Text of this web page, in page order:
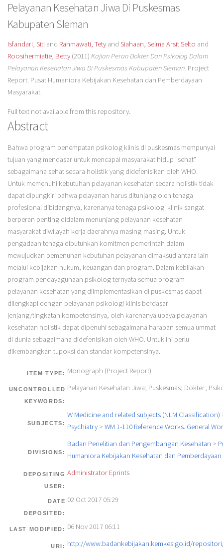
Pelayanan Kesehatan Jiwa Di Puskesmas
Kabupaten Sleman
Isfandari, Sitiand Rahmawati, Tetyand Siahaan, Selma Arsit Selto and
Roosihermiatie, Betty(2011) Kajian Peran Dokter Dan Psikolog Dalam
Pelayanan Kesehatan Jiwa Di Puskesmas Kabupaten Sleman. Project
Report. Pusat Humaniora Kebijakan Kesehatan dan Pemberdayaan
Masyarakat.
Full text not available from this repository.
Abstract
Bahwa program penempatan psikolog klinis di puskesmas mempunyai
tujuan yang mendasar untuk mencapai masyarakat hidup "sehat"
sebagaimana sehat secara holistik yang didefenisikan oleh WHO.
Untuk memenuhi kebutuhan pelayanan kesehatan secara holistik tidak
dapat dipungkiri bahwa pelayanan harus ditunjang oleh tenaga
profesional dibidangnya, karenanya tenaga psikologi klinik sangat
berperan penting didalam menunjang pelayanan kesehatan
masyarakat diwilayah kerja daerahnya masing-masing. Untuk
pengadaan tenaga dibutuhkan komitmen pemerintah dalam
mewujudkan pemenuhan kebutuhan pelayanan dimaksud antara lain
melalui kebijakan hukum, keuangan dan program. Dalam kebijakan
program pendayagunaan psikolog ternyata semua program
pelayanan kesehatan yang diimplementasikan di puskesmas dapat
dilengkapi dengan pelayanan psikologi klinis berdasar
jenjang/tingkatan kompetensinya, oleh karenanya upaya pelayanan
kesehatan holistik dapat dipenuhi sebagaimana harapan semua ummat
di dunia sebagaimana didefenisikan oleh WHO. Untuk ini perlu
dikembangkan tupoksi dan standar kompetensinya.
ITEM TYPE: Monograph (Project Report)
UNCONTROLLED
KEYWORDS:
Pelayanan Kesehatan Jiwa; Puskesmas; Dokter;
SUBJECTS:
W Medicine and related subjects (NLM Classification)
Psychiatry> WM 1-110 Reference Works. General
DIVISIONS:
Badan Penelitian dan Pengembangan Kesehatan >
Humaniora Kebijakan Kesehatan dan Pemberdayaan
DEPOSITING
USER:
Administrator Eprints
DATE
DEPOSITED:
02 Oct 2017 05:29
LAST MODIFIED: 06 Nov 2017 06:11
URI: http://www.badankebijakan.kemkes.go.id/